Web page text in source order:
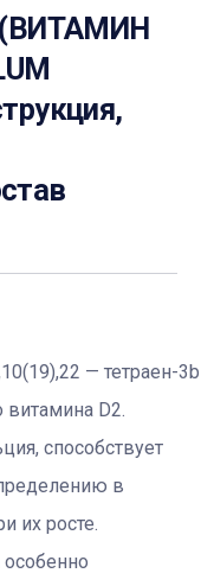
— тетраен-
D2.
способствует
в
их росте.